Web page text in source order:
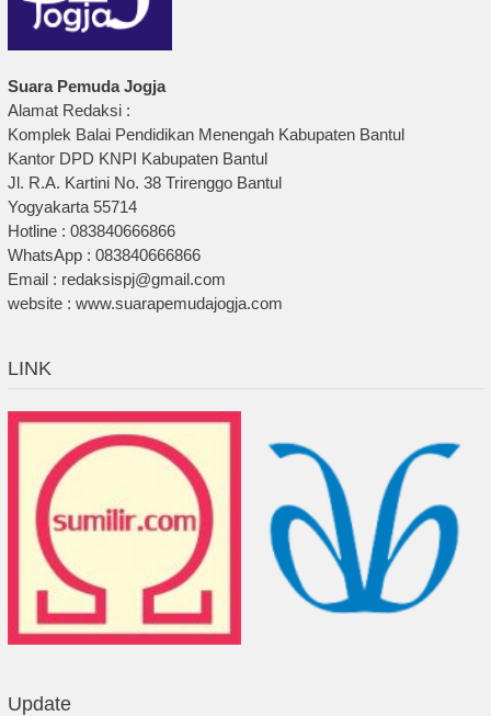
Suara Pemuda Jogja
Alamat Redaksi :
Komplek Balai Pendidikan Menengah Kabupaten Bantul
Kantor DPD KNPI Kabupaten Bantul
Jl. R.A. Kartini No. 38 Trirenggo Bantul
Yogyakarta 55714
Hotline : 083840666866
WhatsApp : 083840666866
Email : redaksispj@gmail.com
website : www.suarapemudajogja.com
LINK
Update